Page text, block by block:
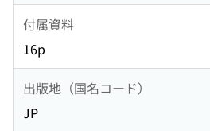
付属資料
16p
出版地（国名コード）
JP